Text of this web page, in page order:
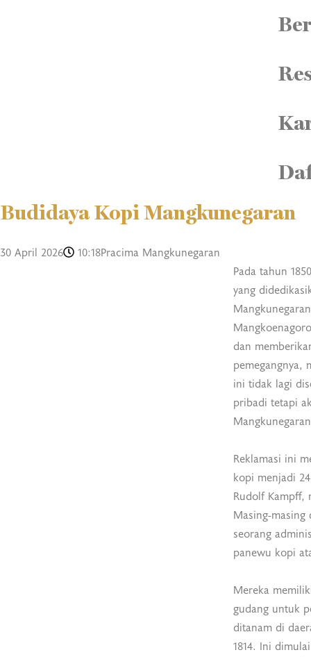
Budidaya Kopi Mangkunegaran
30 April 2026 10:18Pracima Mangkunegaran
Pada tahun
yang
dan
pemegangnya,
ini tidak lagi
pribadi tetapi
Reklamasi ini
kopi menjadi
Rudolf Kampff,
Masing-
seorang
panewu kopi
Mereka
gudang untuk
ditanam di
1814. Ini